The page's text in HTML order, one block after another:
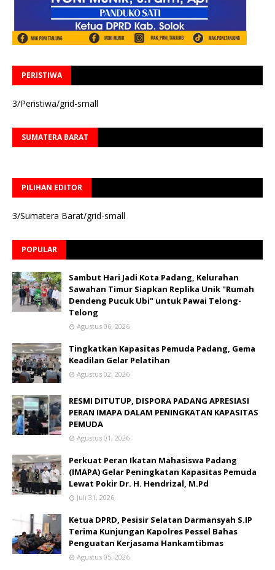
PERISTIWA
3/Peristiwa/grid-small
SUMATERA BARAT
PILIHAN EDITOR
3/Sumatera Barat/grid-small
POPULAR
Sambut Hari Jadi Kota Padang, Kelurahan
Sawahan Timur Siapkan Replika Unik "Rumah
Dendeng Pucuk Ubi" untuk Pawai Telong-
Telong
Agustus 06, 2026
Tingkatkan Kapasitas Pemuda Padang, Gema
Keadilan Gelar Pelatihan
Agustus 02, 2026
RESMI DITUTUP, DISPORA PADANG APRESIASI
PERAN IMAPA DALAM PENINGKATAN KAPASITAS
PEMUDA
Agustus 01, 2026
Perkuat Peran Ikatan Mahasiswa Padang
(IMAPA) Gelar Peningkatan Kapasitas Pemuda
Lewat Pokir Dr. H. Hendrizal, M.Pd
Juli 31, 2026
Ketua DPRD, Pesisir Selatan Darmansyah S.IP
Terima Kunjungan Kapolres Pessel Bahas
Penguatan Kerjasama Hankamtibmas
Agustus 05, 2026